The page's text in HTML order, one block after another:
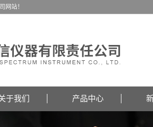
网站！
于我们 产品中心